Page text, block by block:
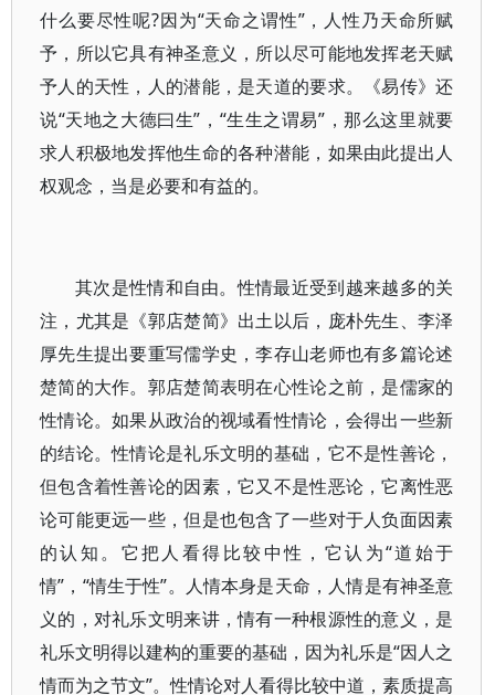
什么要尽性呢?因为“天命之谓性”，人性乃天命所赋
予，所以它具有神圣意义，所以尽可能地发挥老天赋
予人的天性，人的潜能，是天道的要求。《易传》还
说“天地之大德曰生”，“生生之谓易”，那么这里就要
求人积极地发挥他生命的各种潜能，如果由此提出人
权观念，当是必要和有益的。
其次是性情和自由。性情最近受到越来越多的关
注，尤其是《郭店楚简》出土以后，庞朴先生、李泽
厚先生提出要重写儒学史，李存山老师也有多篇论述
楚简的大作。郭店楚简表明在心性论之前，是儒家的
性情论。如果从政治的视域看性情论，会得出一些新
的结论。性情论是礼乐文明的基础，它不是性善论，
但包含着性善论的因素，它又不是性恶论，它离性恶
论可能更远一些，但是也包含了一些对于人负面因素
的认知。它把人看得比较中性，它认为“道始于
情”，“情生于性”。人情本身是天命，人情是有神圣意
义的，对礼乐文明来讲，情有一种根源性的意义，是
礼乐文明得以建构的重要的基础，因为礼乐是“因人之
情而为之节文”。性情论对人看得比较中道，素质提高